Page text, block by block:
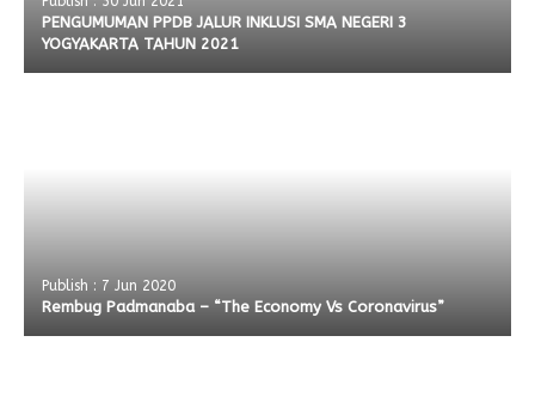
PENGUMUMAN PPDB JALUR INKLUSI SMA NEGERI 3
YOGYAKARTA TAHUN 2021
Publish : 7 Jun 2020
Rembug Padmanaba – “The Economy Vs Coronavirus”